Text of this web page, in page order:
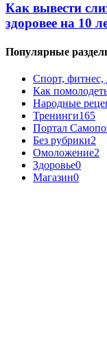
Как вывести
здоровее на 10
Популярные
Спорт, фитнес,
Как
Народные
Тренинги165
Портал
Без рубрики2
Омоложение2
Здоровье0
Магазин0